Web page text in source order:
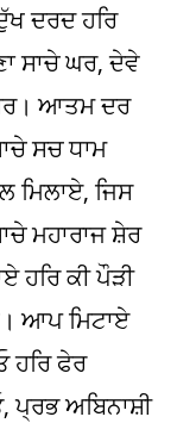
ਦਰਦ ਹਰਿ
ਸਾਚੇ ਘਰ, ਦੇਵੇ
ਆਤਮ ਦਰ
ਸਚ ਧਾਮ
ਜਿਸ
ਮਹਾਰਾਜ ਸ਼ੇਰ
ਹਰਿ ਕੀ ਪੌੜੀ
ਆਪ ਮਿਟਾਏ
ਫੇਰ
ਪ੍ਰਭ ਅਬਿਨਾਸ਼ੀ